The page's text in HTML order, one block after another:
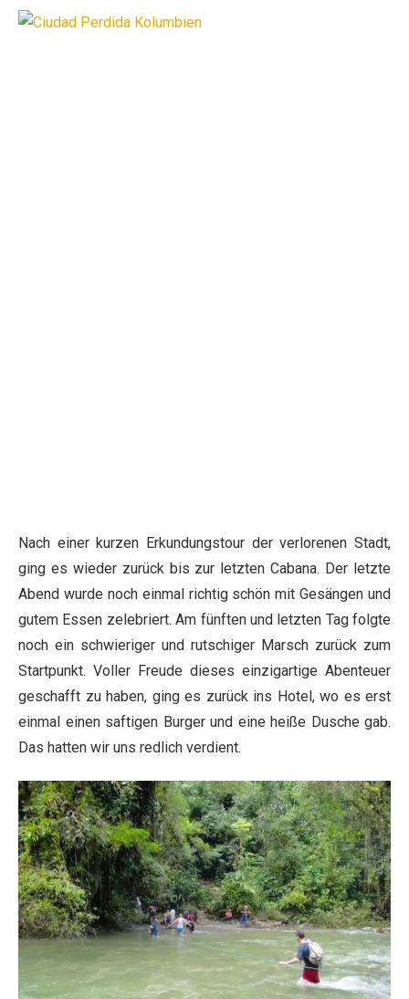
Nach einer kurzen Erkundungstour der verlorenen Stadt,
ging es wieder zurück bis zur letzten Cabana. Der letzte
Abend wurde noch einmal richtig schön mit Gesängen und
gutem Essen zelebriert. Am fünften und letzten Tag folgte
noch ein schwieriger und rutschiger Marsch zurück zum
Startpunkt. Voller Freude dieses einzigartige Abenteuer
geschafft zu haben, ging es zurück ins Hotel, wo es erst
einmal einen saftigen Burger und eine heiße Dusche gab.
Das hatten wir uns redlich verdient.